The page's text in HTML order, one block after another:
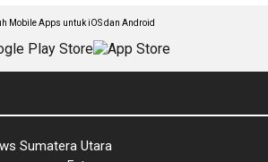
Mobile Apps untuk iOS dan Android
Sumatera Utara